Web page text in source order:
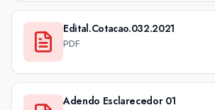
Edital.Cotacao.032.2021
PDF
Adendo Esclarecedor 01